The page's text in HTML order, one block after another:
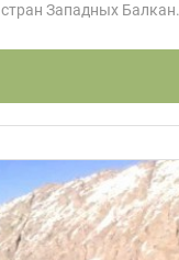
Западных Балкан.